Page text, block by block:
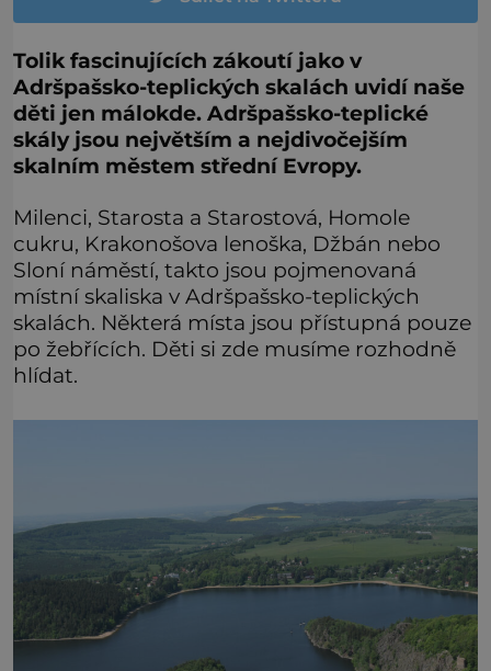
Tolik fascinujících zákoutí jako v
Adršpašsko-teplických skalách uvidí naše
děti jen málokde. Adršpašsko-teplické
skály jsou největším a nejdivočejším
skalním městem střední Evropy.
Milenci, Starosta a Starostová, Homole
cukru, Krakonošova lenoška, Džbán nebo
Sloní náměstí, takto jsou pojmenovaná
místní skaliska v Adršpašsko-teplických
skalách. Některá místa jsou přístupná pouze
po žebřících. Děti si zde musíme rozhodně
hlídat.